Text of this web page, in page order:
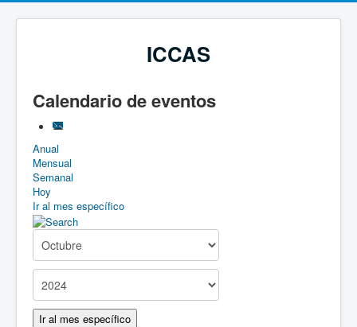
ICCAS
Calendario de eventos
Anual
Mensual
Semanal
Hoy
Ir al mes específico
Ir al mes específico